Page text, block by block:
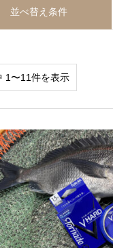
並べ替え条件
1〜11件を表示